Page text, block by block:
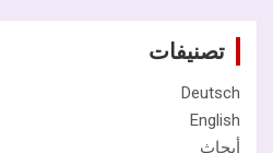
تصنيفات
Deutsch
English
أبحاث